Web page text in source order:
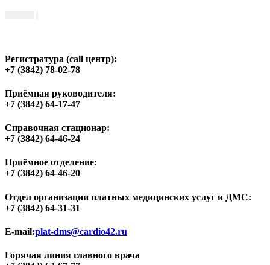
Регистратура (call центр):
+7 (3842) 78-02-78
Приёмная руководителя:
+7 (3842) 64-17-47
Справочная стационар:
+7 (3842) 64-46-24
Приёмное отделение:
+7 (3842) 64-46-20
Отдел организации платных медицинских услуг и ДМС:
+7 (3842) 64-31-31
E-mail:plat-dms@cardio42.ru
Горячая линия главного врача